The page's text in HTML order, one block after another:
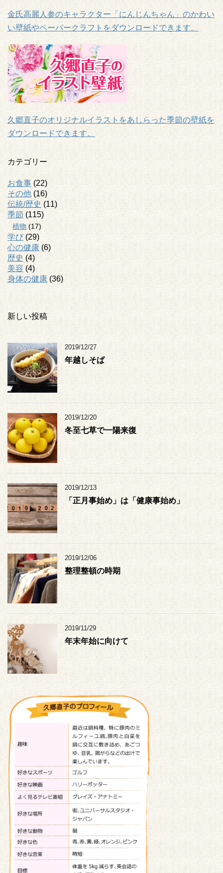
金氏高麗人参のキャラクター「にんじんちゃん」のかわい
い壁紙やペーパークラフトをダウンロードできます。
久郷直子のオリジナルイラストをあしらった季節の壁紙を
ダウンロードできます。
カテゴリー
お食事 (22)
その他 (16)
伝統/歴史 (11)
季節(115)
植物 (17)
学び(29)
心の健康 (6)
歴史 (4)
美容(4)
身体の健康(36)
新しい投稿
2019/12/27
年越しそば
2019/12/20
冬至七草で一陽来復
2019/12/13
「正月事始め」は「健康事始め」
2019/12/06
整理整頓の時期
2019/11/29
年末年始に向けて